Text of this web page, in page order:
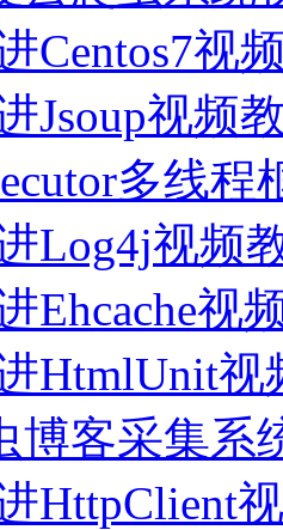
Centos7视
Jsoup视频
多线
Log4j视频
Ehcache视
HtmlUnit视
博客采集系
HttpClient